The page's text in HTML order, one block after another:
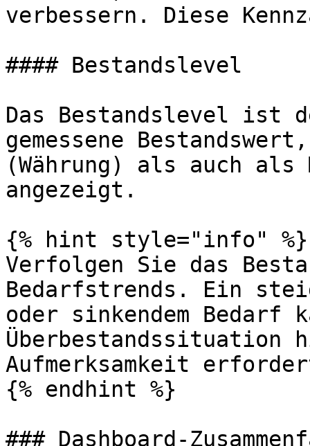
verbessern. Diese
#### Bestandslevel
Das Bestandslevel ist
gemessene
(Währung) als auch als
angezeigt.
{% hint style="info" %}
Verfolgen Sie das
Bedarfstrends. Ein
oder sinkendem Bedarf
Überbestandssituation
Aufmerksamkeit
{% endhint %}
### Dashboard-